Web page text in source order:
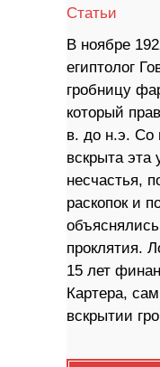
Статьи
В ноябре
египтолог
гробницу
который
в. до н.э. Со
вскрыта эта
несчастья,
раскопок и
проклятия.
15 лет
Картера,
вскрытии